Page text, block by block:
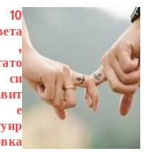
10
,
си
е